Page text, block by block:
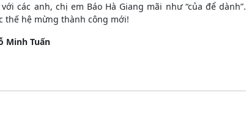
các anh, chị em Báo Hà Giang mãi như “của để dành”.
thế hệ mừng thành công mới!
Minh Tuấn